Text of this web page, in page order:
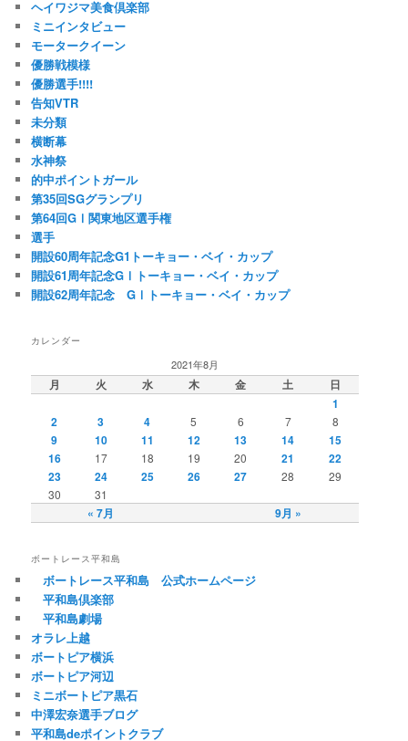
ヘイワジマ美食倶楽部
ミニインタビュー
モータークイーン
優勝戦模様
優勝選手!!!!
告知VTR
未分類
横断幕
水神祭
的中ポイントガール
第35回SGグランプリ
第64回GⅠ関東地区選手権
選手
開設60周年記念G1トーキョー・ベイ・カップ
開設61周年記念GⅠトーキョー・ベイ・カップ
開設62周年記念 GⅠトーキョー・ベイ・カップ
カレンダー
2021年8月
月 火 水 木 金 土 日
« 7月 9月 »
1
2
3 4 5 6 7 8
9 10 11 12 13 14
15
16
17 18 19 20 21
22
23
24 25 26 27 28
29
30
31
ボートレース平和島
ボートレース平和島 公式ホームページ
平和島倶楽部
平和島劇場
オラレ上越
ボートピア横浜
ボートピア河辺
ミニボートピア黒石
中澤宏奈選手ブログ
平和島deポイントクラブ